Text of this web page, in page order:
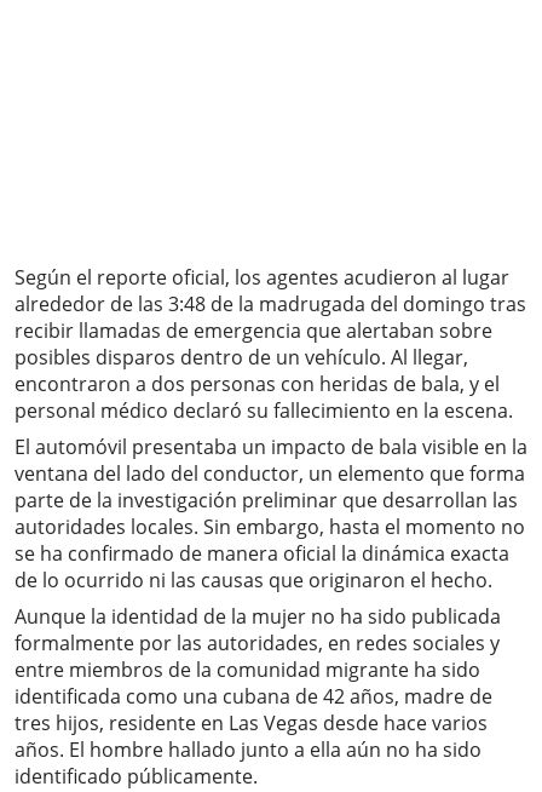
Según el reporte oficial, los agentes acudieron al lugar
alrededor de las 3:48 de la madrugada del domingo tras
recibir llamadas de emergencia que alertaban sobre
posibles disparos dentro de un vehículo. Al llegar,
encontraron a dos personas con heridas de bala, y el
personal médico declaró su fallecimiento en la escena.
El automóvil presentaba un impacto de bala visible en la
ventana del lado del conductor, un elemento que forma
parte de la investigación preliminar que desarrollan las
autoridades locales. Sin embargo, hasta el momento no
se ha confirmado de manera oficial la dinámica exacta
de lo ocurrido ni las causas que originaron el hecho.
Aunque la identidad de la mujer no ha sido publicada
formalmente por las autoridades, en redes sociales y
entre miembros de la comunidad migrante ha sido
identificada como una cubana de 42 años, madre de
tres hijos, residente en Las Vegas desde hace varios
años. El hombre hallado junto a ella aún no ha sido
identificado públicamente.